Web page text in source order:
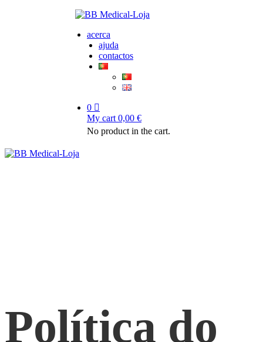
acerca
ajuda
contactos
0
My cart 0,00 €
No product in the cart.
Política do